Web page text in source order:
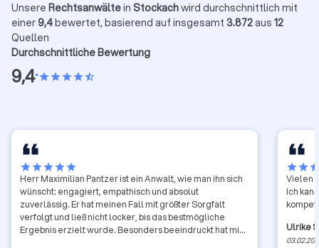
Unsere Rechtsanwältein Stockachwird durchschnittlich mit
einer9,4bewertet, basierend auf insgesamt 3.872aus 12
Quellen
Durchschnittliche Bewertung
9,4•starstarstarstarstar_half
starstarstarstarstar
Herr Maximilian Pantzer ist ein Anwalt, wie man ihn sich
wünscht: engagiert, empathisch und absolut
zuverlässig. Er hat meinen Fall mit größter Sorgfalt
verfolgt und ließ nicht locker, bis das bestmögliche
Ergebnis erzielt wurde. Besonders beeindruckt hat mich
starstar
Vielen
Ich
Ulrike